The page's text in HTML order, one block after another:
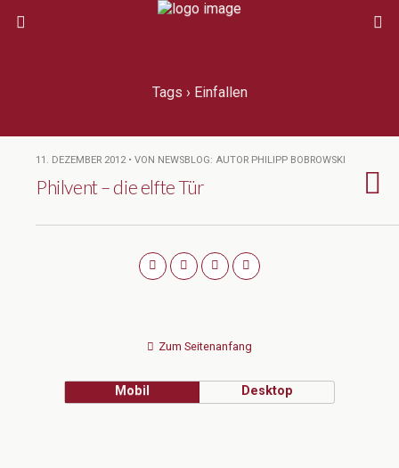
Tags › Einfallen
11. DEZEMBER 2012 • VON NEWSBLOG: AUTOR PHILIPP BOBROWSKI
Philvent – die elfte Tür
Zum Seitenanfang
Mobil Desktop